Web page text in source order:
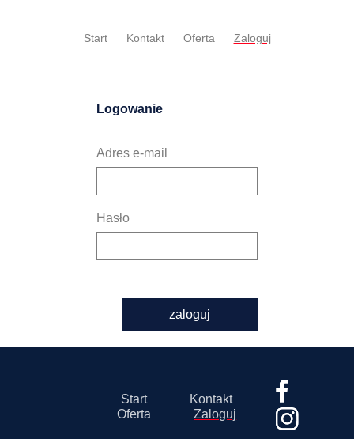
Start Kontakt Oferta Zaloguj
Logowanie
Adres e-mail
Hasło
zaloguj
Start
Kontakt
Oferta
Zaloguj